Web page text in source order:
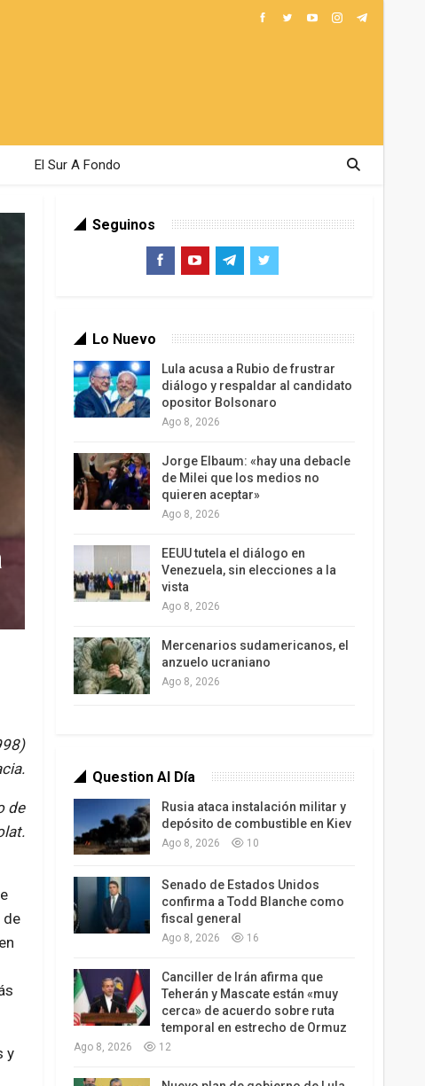
El Sur A Fondo
de
de
y
Seguinos
Lo Nuevo
Lula acusa a Rubio de frustrar
diálogo y respaldar al candidato
opositor Bolsonaro
Ago 8, 2026
Jorge Elbaum: «hay una debacle
de Milei que los medios no
quieren aceptar»
Ago 8, 2026
EEUU tutela el diálogo en
Venezuela, sin elecciones a la
vista
Ago 8, 2026
Mercenarios sudamericanos, el
anzuelo ucraniano
Ago 8, 2026
Question Al Día
Rusia ataca instalación militar y
depósito de combustible en Kiev
Ago 8, 2026 10
Senado de Estados Unidos
confirma a Todd Blanche como
fiscal general
Ago 8, 2026 16
Canciller de Irán afirma que
Teherán y Mascate están «muy
cerca» de acuerdo sobre ruta
temporal en estrecho de Ormuz
Ago 8, 2026 12